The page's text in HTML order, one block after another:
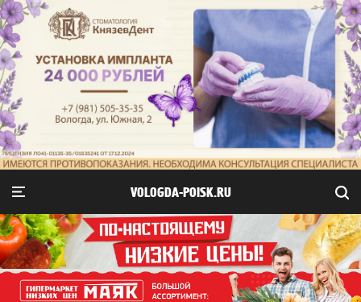
VOLOGDA-POISK.RU